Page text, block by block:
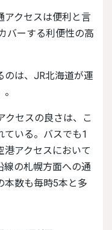
バーする利便性の高
ている。バスでも1
港アクセスにおいて
線の札幌方面への通
本数も毎時5本と多